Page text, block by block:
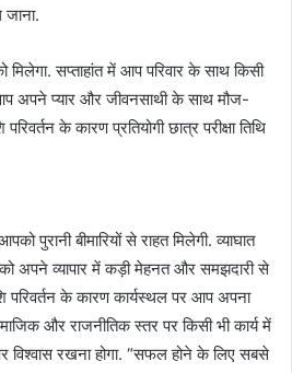
जाना.
सप्ताहांत में आप परिवार के साथ किसी
अपने प्यार और जीवनसाथी के साथ मौज-
के कारण प्रतियोगी छात्र परीक्षा तिथि
पुरानी बीमारियों से राहत मिलेगी. व्याघात
अपने व्यापार में कड़ी मेहनत और समझदारी से
परिवर्तन के कारण कार्यस्थल पर आप अपना
और राजनीतिक स्तर पर किसी भी कार्य में
रखना होगा. “सफल होने के लिए सबसे